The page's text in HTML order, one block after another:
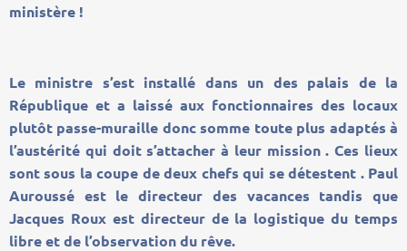
ministère !
Le ministre s’est installé dans un des palais de la
République et a laissé aux fonctionnaires des locaux
plutôt passe-muraille donc somme toute plus adaptés à
l’austérité qui doit s’attacher à leur mission . Ces lieux
sont sous la coupe de deux chefs qui se détestent . Paul
Auroussé est le directeur des vacances tandis que
Jacques Roux est directeur de la logistique du temps
libre et de l’observation du rêve.